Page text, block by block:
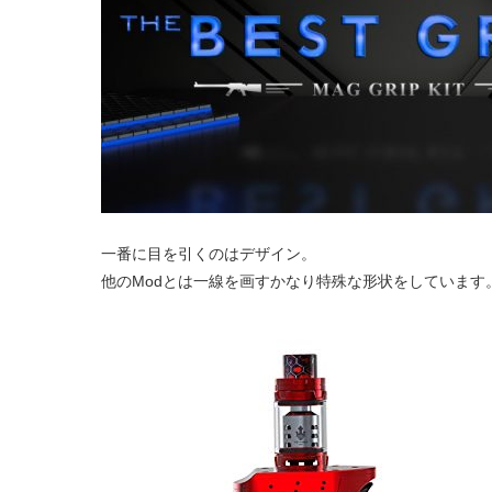
一番に目を引くのはデザイン。
他のModとは一線を画すかなり特殊な形状をしています